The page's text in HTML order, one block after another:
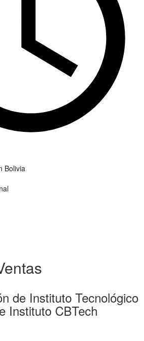
Bolivia
de Instituto Tecnológico
Instituto CBTech